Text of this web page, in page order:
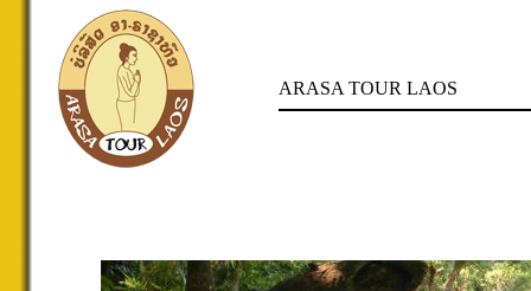
ARASA TOUR LAOS